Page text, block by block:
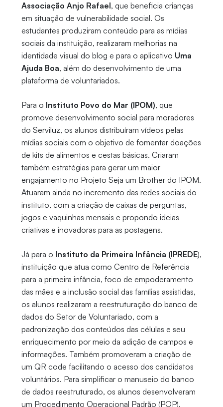
Associação Anjo Rafael, que beneficia crianças
em situação de vulnerabilidade social. Os
estudantes produziram conteúdo para as mídias
sociais da instituição, realizaram melhorias na
identidade visual do blog e para o aplicativo Uma
Ajuda Boa, além do desenvolvimento de uma
plataforma de voluntariados.
Para o Instituto Povo do Mar (IPOM), que
promove desenvolvimento social para moradores
do Serviluz, os alunos distribuíram vídeos pelas
mídias sociais com o objetivo de fomentar doações
de kits de alimentos e cestas básicas. Criaram
também estratégias para gerar um maior
engajamento no Projeto Seja um Brother do IPOM.
Atuaram ainda no incremento das redes sociais do
instituto, com a criação de caixas de perguntas,
jogos e vaquinhas mensais e propondo ideias
criativas e inovadoras para as postagens.
Já para o Instituto da Primeira Infância (IPREDE),
instituição que atua como Centro de Referência
para a primeira infância, foco de empoderamento
das mães e a inclusão social das famílias assistidas,
os alunos realizaram a reestruturação do banco de
dados do Setor de Voluntariado, com a
padronização dos conteúdos das células e seu
enriquecimento por meio da adição de campos e
informações. Também promoveram a criação de
um QR code facilitando o acesso dos candidatos
voluntários. Para simplificar o manuseio do banco
de dados reestruturado, os alunos desenvolveram
um Procedimento Operacional Padrão (POP),